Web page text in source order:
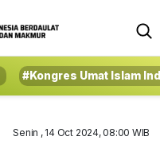
#Kongres Umat Islam
Senin , 14 Oct 2024, 08:00 WIB